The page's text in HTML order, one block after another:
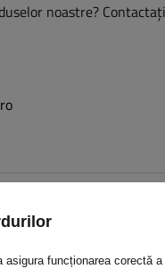
noastre?
asigura funcționarea